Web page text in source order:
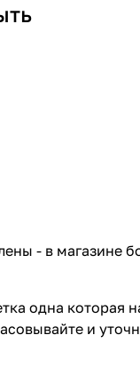
- в магазине
одна которая
и